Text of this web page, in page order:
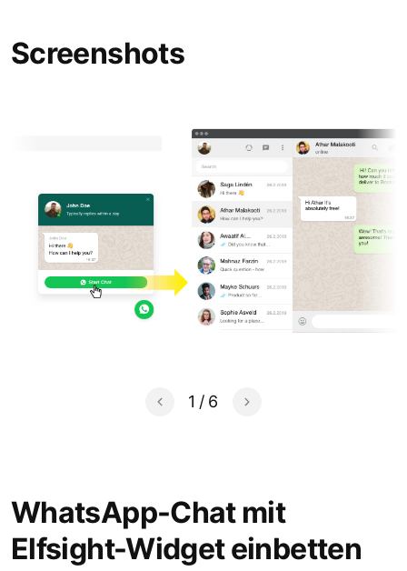
Screenshots
1 / 6
WhatsApp-Chat mit
Elfsight-Widget einbetten